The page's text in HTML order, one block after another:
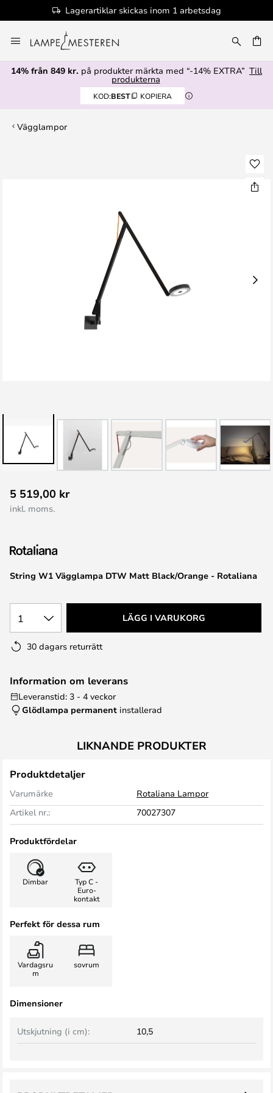
Lagerartiklar skickas inom 1 arbetsdag
till
innehållet
14% från 849 kr. på produkter märkta med “-14% EXTRA” Till
produkterna
KOD:BEST KOPIERA
Vägglampor
till
början
bildgalleriet
String W1 Vägglampa DTW Matt Black/Orange - Rotaliana
5 519,00 kr
inkl. moms.
1 LÄGG I VARUKORG
30 dagars returrätt
Information om leverans
Leveranstid: 3 - 4 veckor
Glödlampa permanent installerad
LIKNANDE PRODUKTER
Produktdetaljer
Varumärke
Rotaliana Lampor
Artikel nr.:
70027307
Produktfördelar
Dimbar
Typ C -
Euro-
kontakt
Perfekt för dessa rum
Vardagsru
m
sovrum
Dimensioner
Utskjutning (i cm): 10,5